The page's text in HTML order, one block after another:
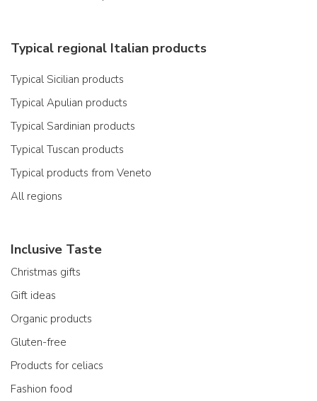
Typical regional Italian products
Typical Sicilian products
Typical Apulian products
Typical Sardinian products
Typical Tuscan products
Typical products from Veneto
All regions
Inclusive Taste
Christmas gifts
Gift ideas
Organic products
Gluten-free
Products for celiacs
Fashion food